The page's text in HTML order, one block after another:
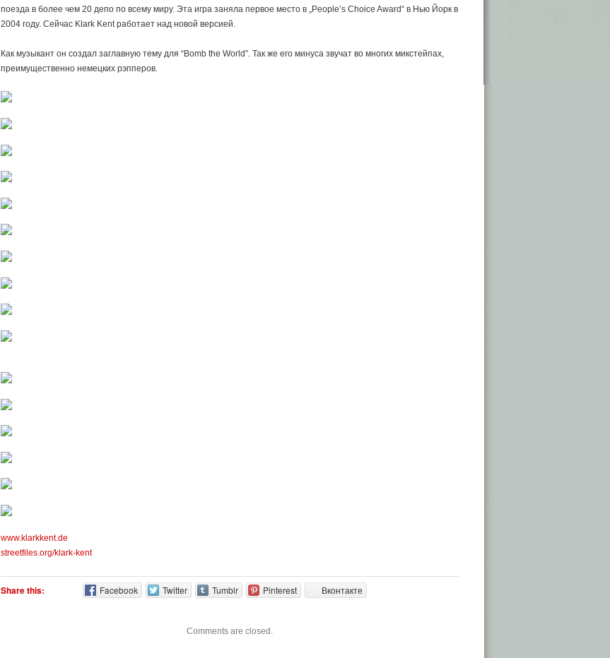
поезда в более чем 20 депо по всему миру. Эта игра заняла первое место в „People’s Choice Award“ в Нью Йорк в
2004 году. Сейчас Klark Kent работает над новой версией.
Как музыкант он создал заглавную тему для “Bomb the World”. Так же его минуса звучат во многих микстейпах,
преимущественно немецких рэпперов.
www.klarkkent.de
streetfiles.org/klark-kent
Share this: Facebook Twitter Tumblr Pinterest Вконтакте
Comments are closed.